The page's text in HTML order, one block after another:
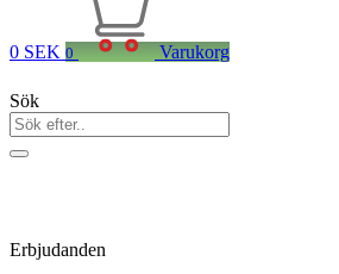
0 SEK 0 Varukorg
Sök
Erbjudanden